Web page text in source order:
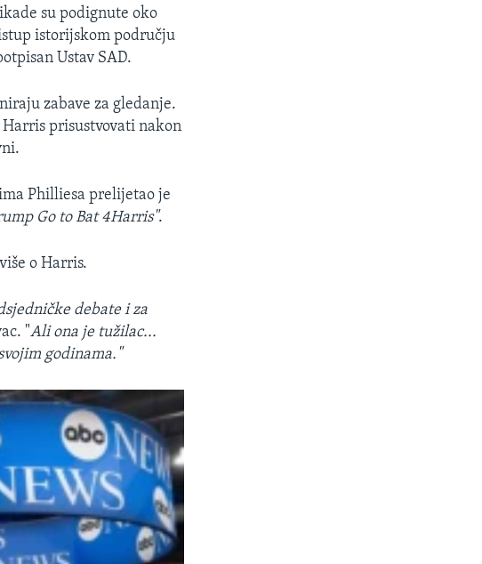
su podignute oko
istorijskom području
Ustav SAD.
zabave za gledanje.
prisustvovati nakon
Philliesa prelijetao je
Go to Bat 4Harris".
o Harris.
debate i za
"Ali ona je tužilac...
godinama."